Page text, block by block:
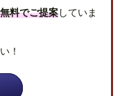
料でご提案していま
！